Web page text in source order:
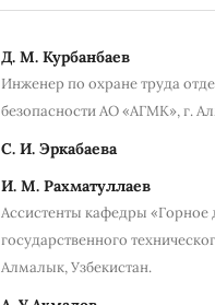
Д. М. Курбанбаев
Инженер по охране труда
безопасности АО «АГМК», г.
С. И. Эркабаева
И. М. Рахматуллаев
Ассистенты кафедры
государственного
Алмалык, Узбекистан.